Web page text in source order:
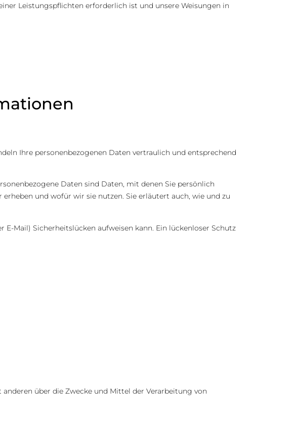
Leistungspflichten erforderlich ist und unsere Weisungen in
Ihre personenbezogenen Daten vertraulich und entsprechend
Daten sind Daten, mit denen Sie persönlich
und wofür wir sie nutzen. Sie erläutert auch, wie und zu
Mail) Sicherheitslücken aufweisen kann. Ein lückenloser Schutz
über die Zwecke und Mittel der Verarbeitung von